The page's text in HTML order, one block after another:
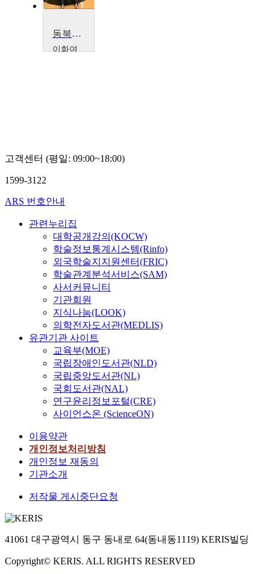
동북아시아의 평화를 위한 한반도의 평화 정착과 공동체 강화
이화여
고객센터 (평일: 09:00~18:00)
1599-3122
ARS 번호안내
관련누리집
대학공개강의(KOCW)
학술정보통계시스템(Rinfo)
외국학술지지원센터(FRIC)
학술관계분석서비스(SAM)
사서커뮤니티
기관회원
지식나눔(LOOK)
의학전자도서관(MEDLIS)
유관기관 사이트
교육부(MOE)
국립장애인도서관(NLD)
국립중앙도서관(NL)
국회도서관(NAL)
연구윤리정보포털(CRE)
사이언스온 (ScienceON)
이용약관
개인정보처리방침
개인정보 재동의
기관소개
저작물 게시중단요청
41061 대구광역시 동구 동내로 64(동내동1119) KERIS빌딩
Copyright© KERIS. ALL RIGHTS RESERVED